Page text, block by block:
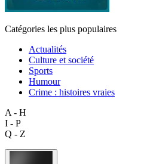
Catégories les plus populaires
Actualités
Culture et société
Sports
Humour
Crime : histoires vraies
A - H
I - P
Q - Z